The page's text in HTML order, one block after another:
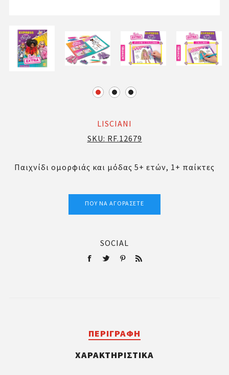
LISCIANI
SKU: RF.12679
Παιχνίδι ομορφιάς και μόδας 5+ ετών, 1+ παίκτες
ΠΟΎ ΝΑ ΑΓΟΡΆΣΕΤΕ
SOCIAL
ΠΕΡΙΓΡΑΦΉ
ΧΑΡΑΚΤΗΡΙΣΤΙΚΆ